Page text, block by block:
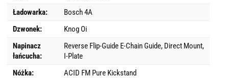
Ładowarka:
Bosch 4A
Dzwonek:
Knog Oi
Napinacz
łańcucha:
Reverse Flip-Guide E-Chain Guide, Direct Mount,
I-Plate
Nóżka:
ACID FM Pure Kickstand